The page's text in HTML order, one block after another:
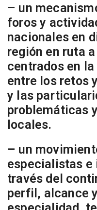
– un
foros y
nacionales en
región en ruta
centrados en
entre los retos
y las
problemáticas
locales.
– un
especialistas
través del
perfil, alcance